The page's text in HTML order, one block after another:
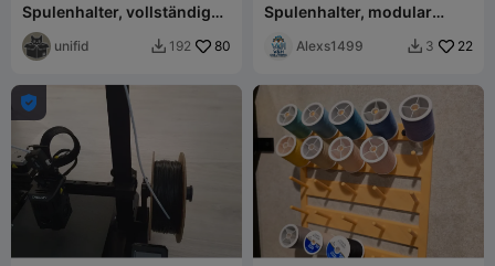
Spulenhalter, vollständig
3D-druckbar, keine Lager
unifid  192 80
Spulenhalter, modular
Alexs1499  3 22
